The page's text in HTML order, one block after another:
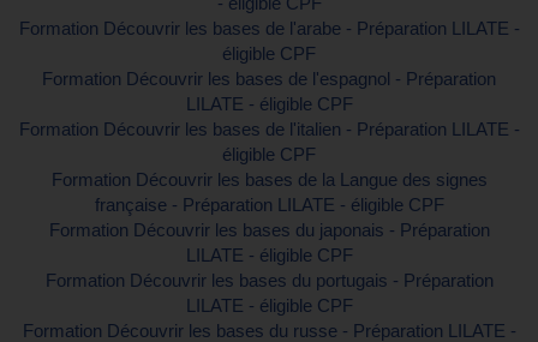
Formation Découvrir les bases de l'arabe - Préparation LILATE -
éligible CPF
Formation Découvrir les bases de l'espagnol - Préparation
LILATE - éligible CPF
Formation Découvrir les bases de l'italien - Préparation LILATE -
éligible CPF
Formation Découvrir les bases de la Langue des signes
française - Préparation LILATE - éligible CPF
Formation Découvrir les bases du japonais - Préparation
LILATE - éligible CPF
Formation Découvrir les bases du portugais - Préparation
LILATE - éligible CPF
Formation Découvrir les bases du russe - Préparation LILATE -